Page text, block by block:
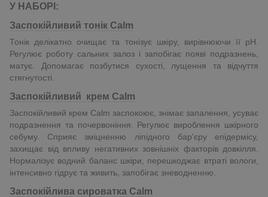
У НАБОРІ:
Заспокійливий тонік Calm
Тонік делікатно очищає та тонізує шкіру, вирівнюючи її pH.
Регулює роботу сальних залоз і запобігає появі подразнень,
матує. Допомагає позбутися сухості, лущення та відчуття
стягнутості.
Заспокійливий крем Calm
Заспокійливий крем Calm заспокоює, знімає запалення, усуває
подразнення та почервоніння. Регулює вироблення шкірного
себуму. Сприяє зміцненню ліпідного бар'єру епідермісу,
захищає від впливу негативних зовнішніх факторів довкілля.
Нормалізує водний баланс шкіри, перешкоджає втраті вологи,
інтенсивно гідрує та живить, запобігає зневодненню.
Заспокійлива сироватка Calm